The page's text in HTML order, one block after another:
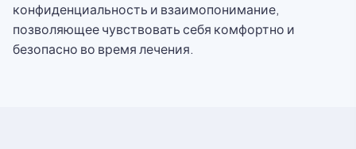
конфиденциальность и взаимопонимание,
позволяющее чувствовать себя комфортно и
безопасно во время лечения.